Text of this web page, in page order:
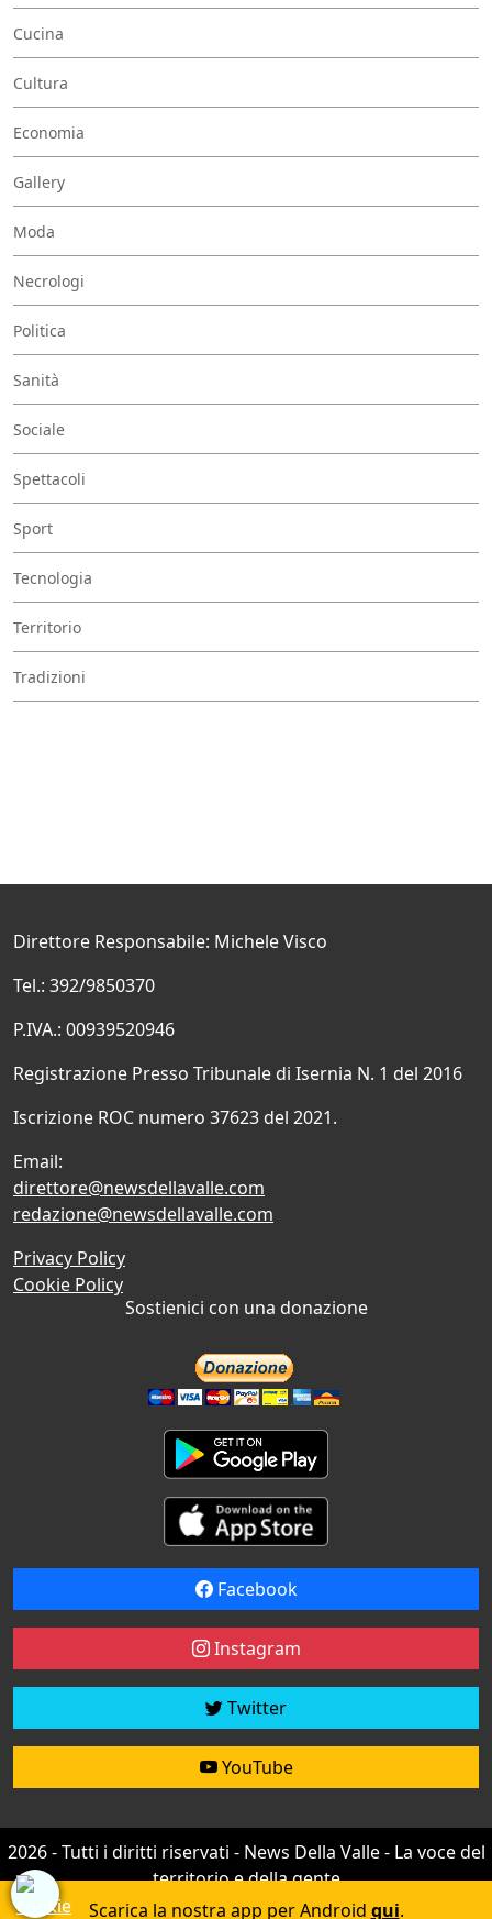
Cucina
Cultura
Economia
Gallery
Moda
Necrologi
Politica
Sanità
Sociale
Spettacoli
Sport
Tecnologia
Territorio
Tradizioni
Direttore Responsabile: Michele Visco
Tel.: 392/9850370
P.IVA.: 00939520946
Registrazione Presso Tribunale di Isernia N. 1 del 2016
Iscrizione ROC numero 37623 del 2021.
Email:
direttore@newsdellavalle.com
redazione@newsdellavalle.com
Privacy Policy
Cookie Policy
Sostienici con una donazione
Facebook
Instagram
Twitter
YouTube
2026 - Tutti i diritti riservati - News Della Valle - La voce del
territorio e della gente
Credit by efree
Scarica la nostra app per Android qui.